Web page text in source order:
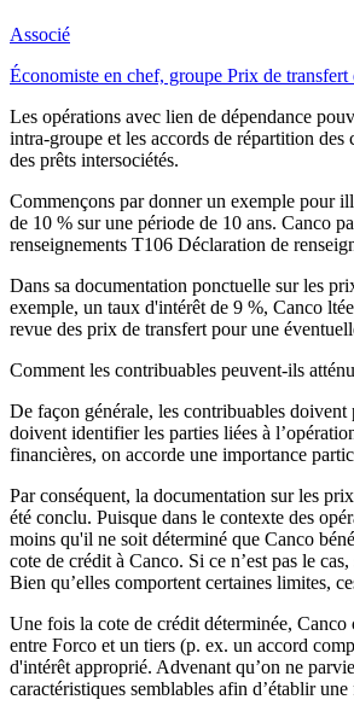
Associé
Économiste en chef, groupe Prix de transfert
Les opérations avec lien de dépendance
intra-groupe et les accords de répartition
des prêts intersociétés.
Commençons par donner un exemple pour
de 10 % sur une période de 10 ans. Canco
renseignements T106 Déclaration de
Dans sa documentation ponctuelle sur les
exemple, un taux d'intérêt de 9 %, Canco
revue des prix de transfert pour une
Comment les contribuables peuvent-ils
De façon générale, les contribuables doivent
doivent identifier les parties liées à
financières, on accorde une importance
Par conséquent, la documentation sur les
été conclu. Puisque dans le contexte des
moins qu'il ne soit déterminé que Canco
cote de crédit à Canco. Si ce n’est pas le
Bien qu’elles comportent certaines limites,
Une fois la cote de crédit déterminée, Canco
entre Forco et un tiers (p. ex. un accord
d'intérêt approprié. Advenant qu’on ne
caractéristiques semblables afin d’établir